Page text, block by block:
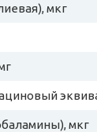
мкг
мкг